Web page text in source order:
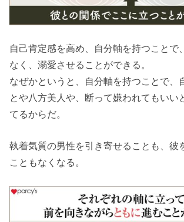
自己肯定感を高め、自分軸を持つことで
なく、溺愛させることができる。
なぜかというと、自分軸を持つことで、
とや八方美人や、断って嫌われてもいい
てるからだ。
執着気質の男性を引き寄せることも、彼
こともなくなる。